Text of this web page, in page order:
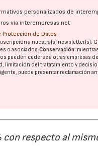
personalizados de
vía interempresas.net
Protección de Datos
a nuestra(s) newsletter(s).
o asociados.Conservación:
pueden cederse a otras empresas
del tratatamiento y
puede presentar reclamación
respecto al
28/07/